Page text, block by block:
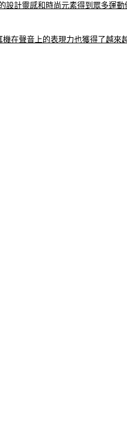
計靈感和時尚元素得到眾多運
在聲音上的表現力也獲得了越來